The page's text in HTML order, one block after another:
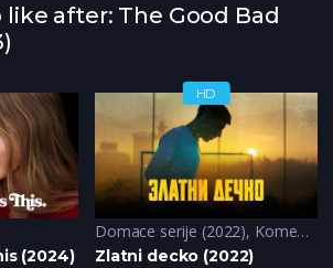
like after: The Good Bad
(2024)
HD
Domace serije (2022), Komedija
Zlatni decko (2022)